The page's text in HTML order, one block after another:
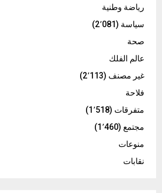
رياضة وطنية
سياسة (2٬081)
صحة
عالم الفلك
غير مصنف (2٬113)
فلاحة
متفرقات (1٬518)
مجتمع (1٬460)
منوعات
نقابات